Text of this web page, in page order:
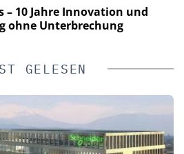
– 10 Jahre Innovation und
ohne Unterbrechung
GELESEN